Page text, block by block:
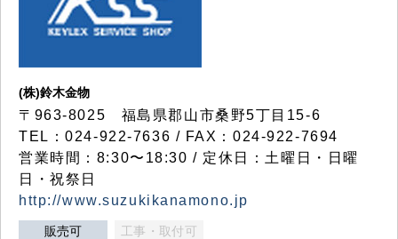
(株)鈴木金物
〒963-8025 福島県郡山市桑野5丁目15-6
TEL：024-922-7636 / FAX：024-922-7694
営業時間：8:30〜18:30 / 定休日：土曜日・日曜
日・祝祭日
http://www.suzukikanamono.jp
販売可 工事・取付可